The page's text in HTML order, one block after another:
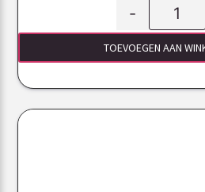
-
TOEVOEGEN AAN